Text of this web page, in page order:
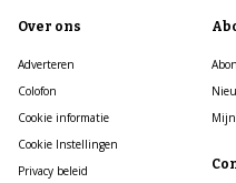
Over ons
Adverteren
Colofon
Cookie informatie
Cookie Instellingen
Privacy beleid